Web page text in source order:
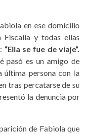
en ese domicilio
Fiscalía y todas ellas
“Ella se fue de viaje”.
pasó es un amigo de
última persona con la
tras percatarse de su
la denuncia por
de Fabiola que